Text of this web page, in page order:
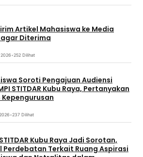
Artikel Mahasiswa ke Media
agar Diterima
•252 Dilihat
Soroti Pengajuan Audiensi
STITDAR Kubu Raya, Pertanyakan
•237 Dilihat
Kubu Raya Jadi Sorotan,
Perdebatan Terkait Ruang Aspirasi